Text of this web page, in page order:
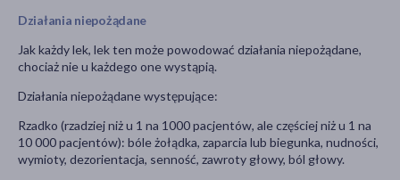
Działania niepożądane
Jak każdy lek, lek ten może powodować działania niepożądane,
chociaż nie u każdego one wystąpią.
Działania niepożądane występujące:
Rzadko (rzadziej niż u 1 na 1000 pacjentów, ale częściej niż u 1 na
10 000 pacjentów): bóle żołądka, zaparcia lub biegunka, nudności,
wymioty, dezorientacja, senność, zawroty głowy, ból głowy.